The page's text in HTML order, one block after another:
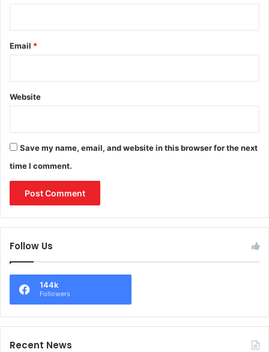
Email *
Website
Save my name, email, and website in this browser for the next
time I comment.
Follow Us
144k
Followers
Recent News